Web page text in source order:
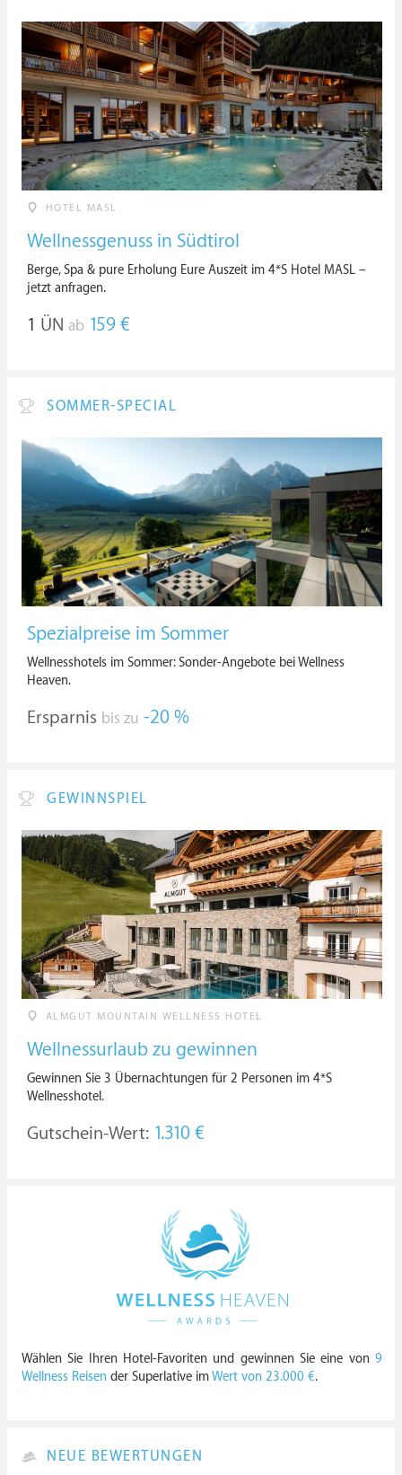
HOTEL MASL
Wellnessgenuss in Südtirol
Berge, Spa & pure Erholung Eure Auszeit im 4*S Hotel MASL –
jetzt anfragen.
1 ÜN ab 159 €
SOMMER-SPECIAL
Spezialpreise im Sommer
Wellnesshotels im Sommer: Sonder-Angebote bei Wellness
Heaven.
Ersparnis bis zu -20 %
GEWINNSPIEL
ALMGUT MOUNTAIN WELLNESS HOTEL
Wellnessurlaub zu gewinnen
Gewinnen Sie 3 Übernachtungen für 2 Personen im 4*S
Wellnesshotel.
Gutschein-Wert: 1.310 €
Wählen Sie Ihren Hotel-Favoriten und gewinnen Sie eine von 9
Wellness Reisen der Superlative imWert von 23.000 €.
NEUE BEWERTUNGEN